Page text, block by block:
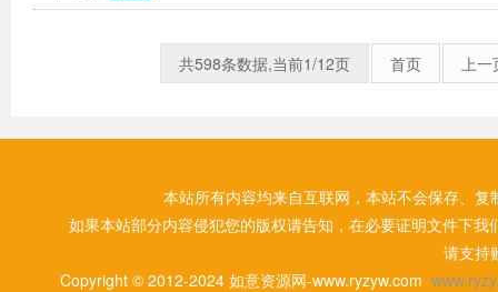
共598条数据,当前1/12页 首页 上一
本站所有内容均来自互联网，本站不会保存、
如果本站部分内容侵犯您的版权请告知，在必要证明文件下
请支持
Copyright © 2012-2024 如意资源网-www.ryzyw.com